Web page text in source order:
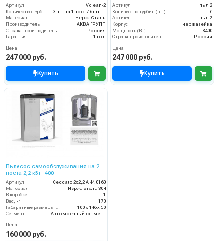
Артикул
Vclean-2
Количество турбин (шт)
3 шт на 1 пост / 6 штук итого
Материал
Нерж. Сталь
Производитель
АКВА ГРУПП
Страна-производитель
Россия
Гарантия
1 год
Цена
247 000 руб.
Купить
Артикул
пыл 2
Количество турбин (шт)
6
Артикул
пыл 2
Корпус
нержавейка
Мощность (Вт)
8400
Страна-производитель
Россия
Цена
247 000 руб.
Купить
Пылесос самообслуживания на 2
поста 2,2 кВт- 400
Артикул
Ceccato 2х2,2 А 44.0160
Материал
Нерж. сталь 304
В коробке
1
Вес, кг
170
Габаритные размеры, мм
100 x 146 x 50
Сегмент
Автомоечный сегмент
Цена
160 000 руб.